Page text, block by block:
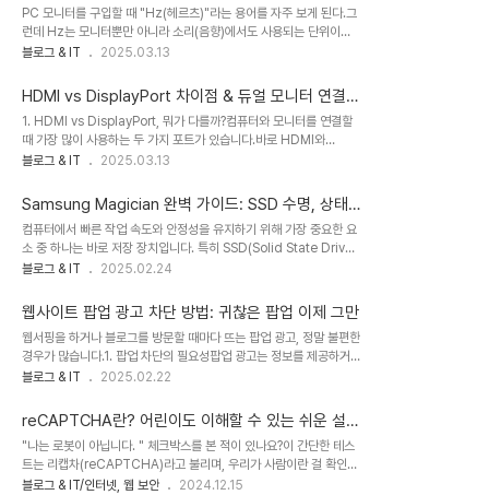
해 데이터를 보내는 과정은 "디지털 택배 시스템"과 비슷하다.1. 아날
로그 vs 디지털 – 데이터를 전달하는 기본 개념영상, 소리, 이미지 등
모든 정보는 원래 "아날로그 신호"이다.하지만 인터넷(랜선, Wi-Fi)
디지털 변환(..
꼭 알아야 할 점
PC 모니터를 구입할 때 "Hz(헤르츠)"라는 용어를 자주 보게 된다.그
런데 Hz는 모니터뿐만 아니라 소리(음향)에서도 사용되는 단위이다.
둘 다 "Hz"를 쓰지만 의미는 완전히 다르다.주사율(Hz)과 주파수
하지만, 각각 다른 개념이다.모니터의 Hz(주사율, Refresh Rate)화
면이 초당 몇 번 새로 그려지는지 나타내는 수치60Hz = 1초에 화면
을 60번 새로 그림144Hz = 1초에 화면을 144번 새로 그림 (더 부
드러운 화면)주사율이 높을수록 마우스 움직임과 게임 화면이 더 부드
럽게 보임소리의 Hz(주파수, Frequency)음파(소리의 진동 횟수)를
소..
블로그 & IT 2025.03.13
HDMI vs DisplayPort 차이점 & 듀얼 모니터 연결
방법
1. HDMI vs DisplayPort, 뭐가 다를까?컴퓨터와 모니터를 연결할
때 가장 많이 사용하는 두 가지 포트가 있습니다.바로 HDMI와
DisplayPort(DP)입니다.이 둘은 영상과 소리를 화면으로 보내는 기
TV 리모컨일반적인 사용에 적합 (TV, 영화 감상, 일반 모니터, 게임
콘솔 등)호환성이 높고 쉽게 사용할 수 있음DisplayPort = 게이밍
키보드게이머, 전문가(디자인, 영상 편집)에게 최적멀티 디스플레이
기능 지원2. HDMI vs DisplayPort, 어떤 차이가 있을까? 주요 차
이점 정리항목HDMIDisplayPort (DP)사용 용도TV, 일반 모니터,
블로그 & IT 2025.03.13
Samsung Magician 완벽 가이드: SSD 수명, 상태
점검, 데이터 손실 방지 방법
컴퓨터에서 빠른 작업 속도와 안정성을 유지하기 위해 가장 중요한 요
소 중 하나는 바로 저장 장치입니다. 특히 SSD(Solid State Drive)
를 사용 중이라면, 주기적인 상태 점검과 관리가 필수입니다. 이 글에
과 상태를 관리하는 방법에 대해 알아봅니다.1. Samsung
Magician이란 무엇인가?Samsung Magician은 삼성에서 제공
하는 공식 SSD 관리 소프트웨어입니다. 이 프로그램은 다음과 같은
주요 기능을 제공합니다:🔍 SSD 상태 모니터링: S.M.A.R.T 데이터
를 통해 SSD의 건강 상태와 수명, 성능을 실시간으로 점검⚙️ 성능 최
업데..
블로그 & IT 2025.02.24
웹사이트 팝업 광고 차단 방법: 귀찮은 팝업 이제 그만
웹서핑을 하거나 블로그를 방문할 때마다 뜨는 팝업 광고, 정말 불편한
경우가 많습니다.1. 팝업 차단의 필요성팝업 광고는 정보를 제공하거
나 서비스 이용을 유도하려는 의도로 만들어졌지만, 방문자에게 큰 불
를 받을 수 있죠. 그러나 몇 가지 간단한 방법으로 이런 문제를 해결할
수 있습니다.2. 브라우저 설정으로 팝업 차단하기크롬(Chrome)오
른쪽 상단의 세로 점 세 개 메뉴(⋮) 클릭.설정(Settings) → 개인정
보 및 보안(Privacy and Security) → 사이트 설정(Site
Settings) 선택.팝업 및 리디렉션(Pop-ups and redirects) 항목
블로그 & IT 2025.02.22
reCAPTCHA란? 어린이도 이해할 수 있는 쉬운 설명
| 리캡차, 리캡챠, 리켑챠 무한반복과 없애기
"나는 로봇이 아닙니다. " 체크박스를 본 적이 있나요?이 간단한 테스
트는 리캡차(reCAPTCHA)라고 불리며, 우리가 사람이란 걸 확인해
주는 중요한 도구예요. 이 글에서는 리캡차가 무엇인지, 왜 생기는지
블로그 & IT/인터넷, 웹 보안 2024.12.15